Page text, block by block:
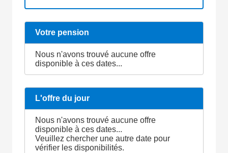
Votre pension
Nous n'avons trouvé aucune offre
disponible à ces dates...
L'offre du jour
Nous n'avons trouvé aucune offre
disponible à ces dates...
Veuillez chercher une autre date pour
vérifier les disponibilités.